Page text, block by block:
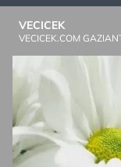
Skip
VECICEK
VECICEK.COM